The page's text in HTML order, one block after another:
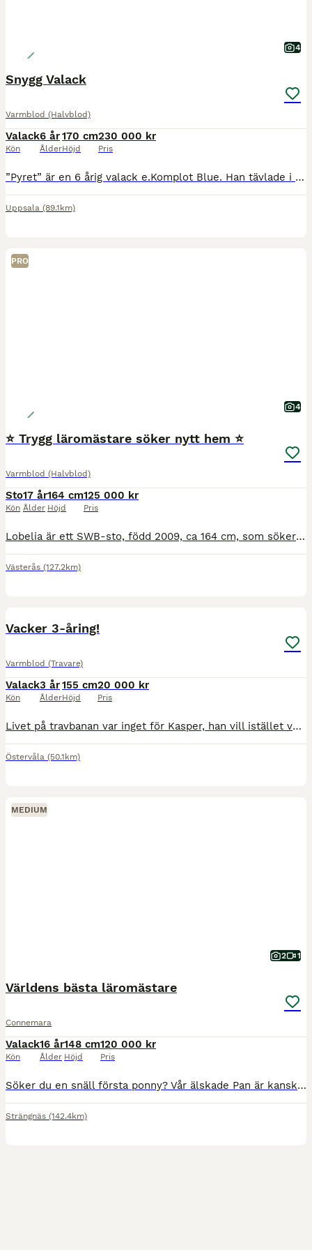
4
Snygg Valack
Varmblod (Halvblod)
Valack
Kön
6 år
Ålder
170 cm
Höjd
230 000 kr
Pris
”Pyret” är en 6 årig valack e.Komplot Blue. Han tävlade i Falsterbo som 4 åring och tävlade några 1 m under sitt år som 4 åring. Efter de har han ej tävlat när nuvarande ägare haft honom, tränats och
Uppsala (89.1km)
PRO
4
⭐️ Trygg läromästare söker nytt hem ⭐️
Varmblod (Halvblod)
Sto
Kön
17 år
Ålder
164 cm
Höjd
125 000 kr
Pris
Lobelia är ett SWB-sto, född 2009, ca 164 cm, som söker ett nytt hem då ryttaren vuxit ur henne och satsar vidare inom dressyren. Vi har haft Lobelia i tre år och hon har varit min dotters bästa vän
Västerås (127.2km)
Vacker 3-åring!
Varmblod (Travare)
Valack
Kön
3 år
Ålder
155 cm
Höjd
20 000 kr
Pris
Livet på travbanan var inget för Kasper, han vill istället vara någons ögonsten där han kan mysa hela dagarna & rida ut eller gå pass på ridbanan! Han är otroligt söt, charmig & letar alltid efter en
Östervåla (50.1km)
MEDIUM
2 1
Världens bästa läromästare
Connemara
Valack
Kön
16 år
Ålder
148 cm
Höjd
120 000 kr
Pris
Söker du en snäll första ponny? Vår älskade Pan är kanske just det. Han är världens följsammaste D-ponny. Du får en häst som blir din bästa vän och följer dig i allt så som lasta sig själv, älska hovs
Strängnäs (142.4km)